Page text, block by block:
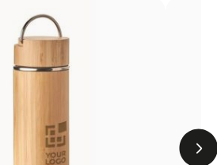
avec peu de couleurs
de photographies ou de
dépend de la forme et de la